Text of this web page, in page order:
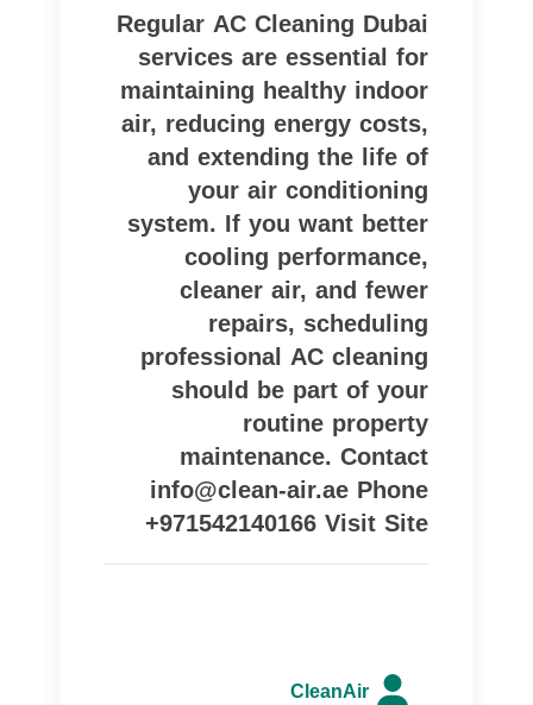
Regular AC Cleaning Dubai
services are essential for
maintaining healthy indoor
air, reducing energy costs,
and extending the life of
your air conditioning
system. If you want better
cooling performance,
cleaner air, and fewer
repairs, scheduling
professional AC cleaning
should be part of your
routine property
maintenance. Contact
info@clean-air.ae Phone
+971542140166 Visit Site
CleanAir